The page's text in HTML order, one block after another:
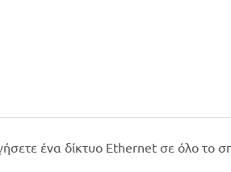
ένα δίκτυο Ethernet σε όλο